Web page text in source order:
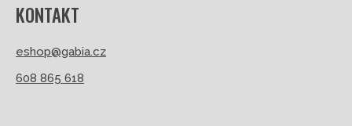
KONTAKT
eshop@gabia.cz
608 865 618